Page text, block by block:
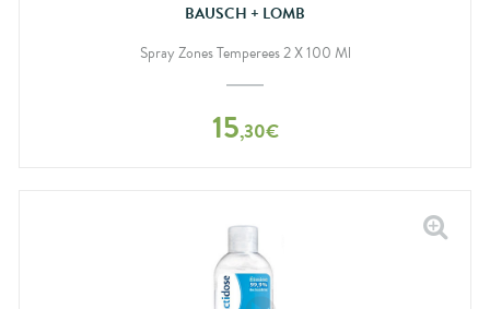
BAUSCH + LOMB
Spray Zones Temperees 2 X 100 Ml
15,30€